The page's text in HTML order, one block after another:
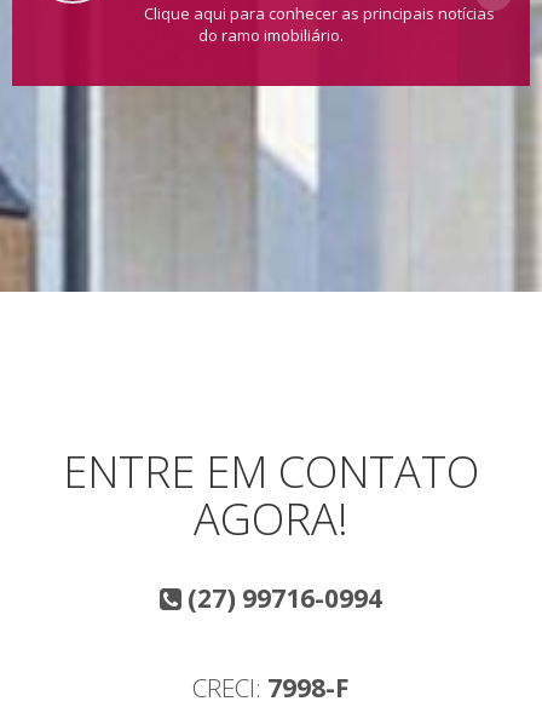
Clique aqui para conhecer as principais notícias
do ramo imobiliário.
ENTRE EM CONTATO
AGORA!
(27) 99716-0994
CRECI: 7998-F